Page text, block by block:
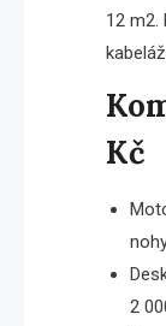
12 m2.
Kč
2